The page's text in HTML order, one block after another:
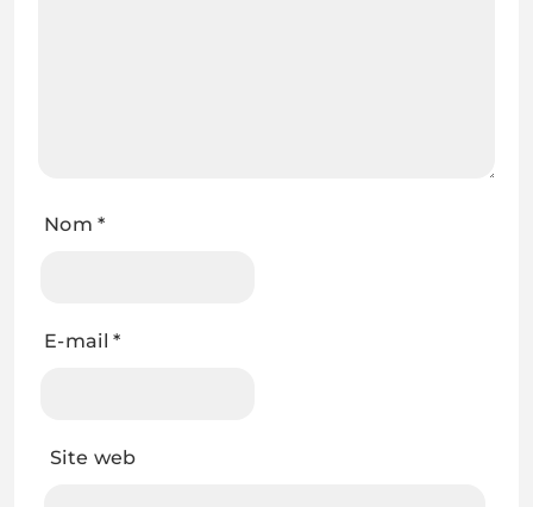
Nom*
E-mail*
Site web